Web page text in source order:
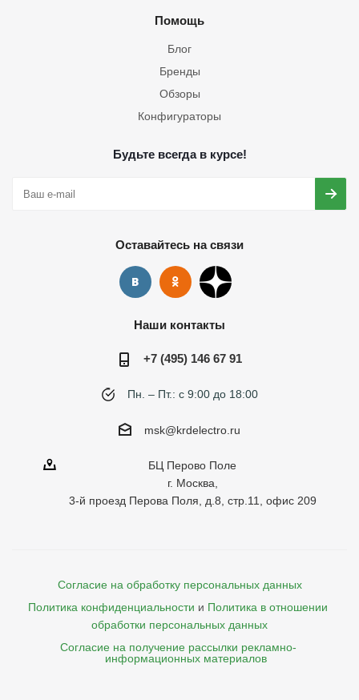
Помощь
Блог
Бренды
Обзоры
Конфигураторы
Будьте всегда в курсе!
Оставайтесь на связи
Наши контакты
+7 (495) 146 67 91
Пн. – Пт.: с 9:00 до 18:00
msk@krdelectro.ru
БЦ Перово Поле
г. Москва,
3-й проезд Перова Поля, д.8, стр.11, офис 209
Согласие на обработку персональных данных
Политика конфиденциальности и Политика в отношении
обработки персональных данных
Согласие на получение рассылки рекламно-
    информационных материалов